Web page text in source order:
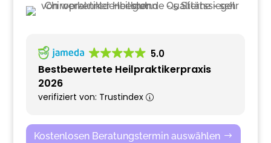
5.0
Bestbewertete Heilpraktikerpraxis
2026
verifiziert von: Trustindex
Kostenlosen Beratungstermin auswählen